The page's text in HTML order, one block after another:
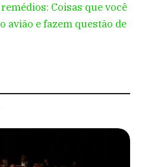
Coisas que você
avião e fazem questão de